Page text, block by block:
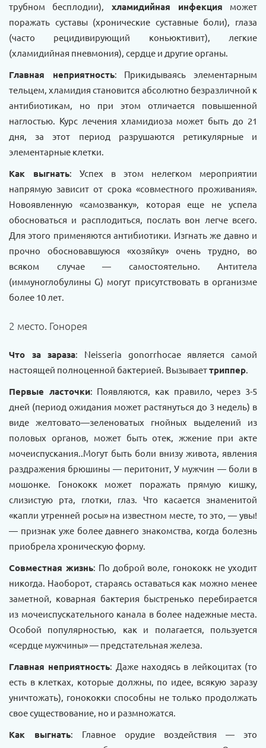
трубном бесплодии), хламидийная инфекция может
поражать суставы (хронические суставные боли), глаза
(часто рецидивирующий коньюктивит), легкие
(хламидийная пневмония), сердце и другие органы.
Главная неприятность: Прикидываясь элементарным
тельцем, хламидия становится абсолютно безразличной к
антибиотикам, но при этом отличается повышенной
наглостью. Курс лечения хламидиоза может быть до 21
дня, за этот период разрушаются ретикулярные и
элементарные клетки.
Как выгнать: Успех в этом нелегком мероприятии
напрямую зависит от срока «совместного проживания».
Новоявленную «самозванку», которая еще не успела
обосноваться и расплодиться, послать вон легче всего.
Для этого применяются антибиотики. Изгнать же давно и
прочно обосновавшуюся «хозяйку» очень трудно, во
всяком случае — самостоятельно. Антитела
(иммуноглобулины G) могут присутствовать в организме
более 10 лет.
2 место. Гонорея
Что за зараза: Neisseria gonorrhocae является самой
настоящей полноценной бактерией. Вызываеттриппер.
Первые ласточки: Появляются, как правило, через 3-5
дней (период ожидания может растянуться до 3 недель) в
виде желтовато—зеленоватых гнойных выделений из
половых органов, может быть отек, жжение при акте
мочеиспускания..Могут быть боли внизу живота, явления
раздражения брюшины — перитонит, У мужчин — боли в
мошонке. Гонококк может поражать прямую кишку,
слизистую рта, глотки, глаз. Что касается знаменитой
«капли утренней росы» на известном месте, то это, — увы!
— признак уже более давнего знакомства, когда болезнь
приобрела хроническую форму.
Совместная жизнь: По доброй воле, гонококк не уходит
никогда. Наоборот, стараясь оставаться как можно менее
заметной, коварная бактерия быстренько перебирается
из мочеиспускательного канала в более надежные места.
Особой популярностью, как и полагается, пользуется
«сердце мужчины» — предстательная железа.
Главная неприятность: Даже находясь в лейкоцитах (то
есть в клетках, которые должны, по идее, всякую заразу
уничтожать), гонококки способны не только продолжать
свое существование, но и размножатся.
Как выгнать: Главное орудие воздействия — это